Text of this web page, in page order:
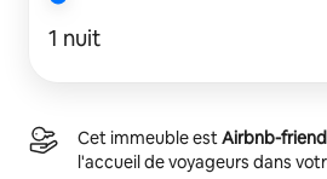
1 nuit
Cet immeuble estAirbnb-
l'accueil de voyageurs dans